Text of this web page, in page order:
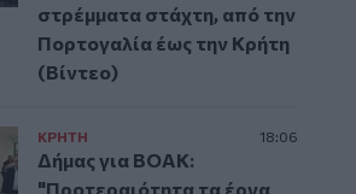
στρέμματα στάχτη, από την
Πορτογαλία έως την Κρήτη
(Βίντεο)
ΚΡΗΤΗ 18:06
Δήμας για ΒΟΑΚ:
"Προτεραιότητα τα έργα